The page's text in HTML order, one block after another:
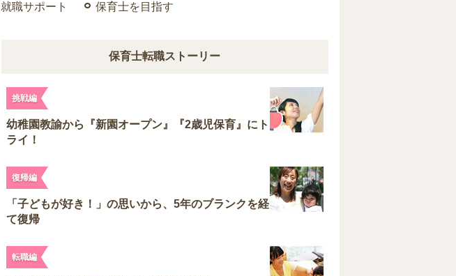
就職サポート 保育士を目指す
保育士転職ストーリー
挑戦編
幼稚園教諭から『新園オープン』『2歳児保育』にト
ライ！
復帰編
「子どもが好き！」の思いから、5年のブランクを経
て復帰
転職編